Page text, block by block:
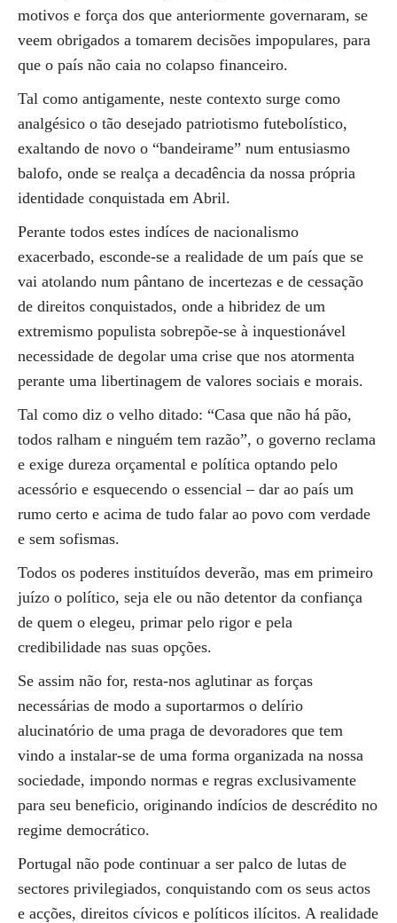
motivos e força dos que anteriormente governaram, se
veem obrigados a tomarem decisões impopulares, para
que o país não caia no colapso financeiro.
Tal como antigamente, neste contexto surge como
analgésico o tão desejado patriotismo futebolístico,
exaltando de novo o “bandeirame” num entusiasmo
balofo, onde se realça a decadência da nossa própria
identidade conquistada em Abril.
Perante todos estes indíces de nacionalismo
exacerbado, esconde-se a realidade de um país que se
vai atolando num pântano de incertezas e de cessação
de direitos conquistados, onde a hibridez de um
extremismo populista sobrepõe-se à inquestionável
necessidade de degolar uma crise que nos atormenta
perante uma libertinagem de valores sociais e morais.
Tal como diz o velho ditado: “Casa que não há pão,
todos ralham e ninguém tem razão”, o governo reclama
e exige dureza orçamental e política optando pelo
acessório e esquecendo o essencial – dar ao país um
rumo certo e acima de tudo falar ao povo com verdade
e sem sofismas.
Todos os poderes instituídos deverão, mas em primeiro
juízo o político, seja ele ou não detentor da confiança
de quem o elegeu, primar pelo rigor e pela
credibilidade nas suas opções.
Se assim não for, resta-nos aglutinar as forças
necessárias de modo a suportarmos o delírio
alucinatório de uma praga de devoradores que tem
vindo a instalar-se de uma forma organizada na nossa
sociedade, impondo normas e regras exclusivamente
para seu beneficio, originando indícios de descrédito no
regime democrático.
Portugal não pode continuar a ser palco de lutas de
sectores privilegiados, conquistando com os seus actos
e acções, direitos cívicos e políticos ilícitos. A realidade